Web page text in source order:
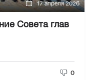
17 апреля 2026
Совета глав
0